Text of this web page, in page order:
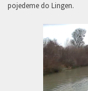
pojedeme do Lingen.